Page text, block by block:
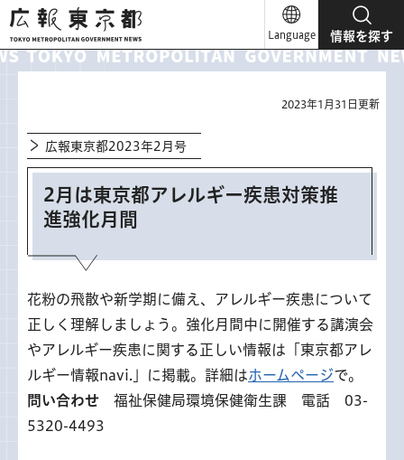
広報東京都
Language 情報を探す
2023年1月31日更新
広報東京都2023年2月号
2月は東京都アレルギー疾患対策推
進強化月間
花粉の飛散や新学期に備え、アレルギー疾患について
正しく理解しましょう。強化月間中に開催する講演会
やアレルギー疾患に関する正しい情報は「東京都アレ
ルギー情報navi.」に掲載。詳細はホームページで。
問い合わせ 福祉保健局環境保健衛生課 電話 03-
5320-4493